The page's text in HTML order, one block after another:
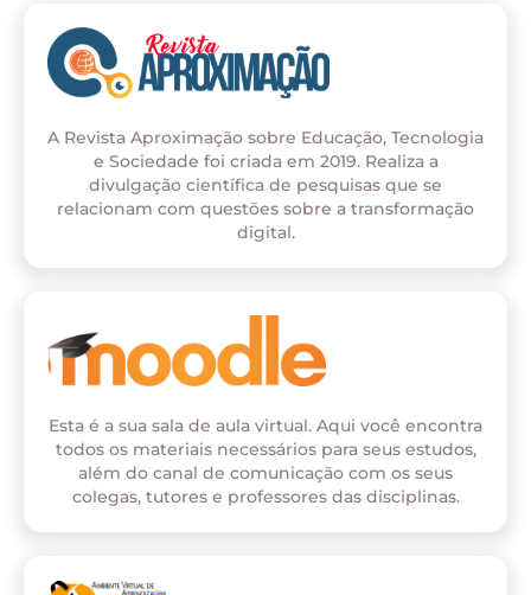
A Revista Aproximação sobre Educação, Tecnologia
e Sociedade foi criada em 2019. Realiza a
divulgação científica de pesquisas que se
relacionam com questões sobre a transformação
digital.
Esta é a sua sala de aula virtual. Aqui você encontra
todos os materiais necessários para seus estudos,
além do canal de comunicação com os seus
colegas, tutores e professores das disciplinas.